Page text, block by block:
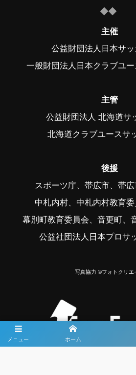
メニュー ホーム
主催
公益財団法人日本サ
一般財団法人日本クラブユ
主管
公益財団法人 北海道サ
北海道クラブユースサ
後援
スポーツ庁、帯広市、帯
中札内村、中札内村教育
幕別町教育委員会、音更町、
公益社団法人日本プロサ
写真協力 ©フォトクリエ